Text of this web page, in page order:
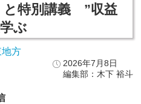
と特別講義 ”収益
ぶ
地方
2026年7月8日
編集部：木下 裕斗